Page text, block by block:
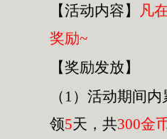
【活动内容】
凡
奖励~
【奖励发放】
（1）活动期间
领5天，共300金